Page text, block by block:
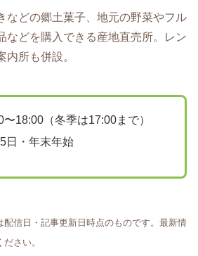
などの郷土菓子、地元の野菜やフル
などを購入できる産地直売所。レン
内所も併設。
18:00（冬季は17:00まで）
日・年末年始
信日・記事更新日時点のものです。最新情
さい。